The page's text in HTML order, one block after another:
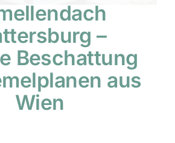
Über uns
Kontakt
–
Beschattung
aus
Wien